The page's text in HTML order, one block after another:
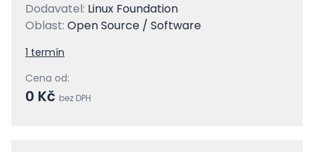
Dodavatel: Linux Foundation
Oblast: Open Source / Software
1 termín
Cena od:
0 Kč bez DPH